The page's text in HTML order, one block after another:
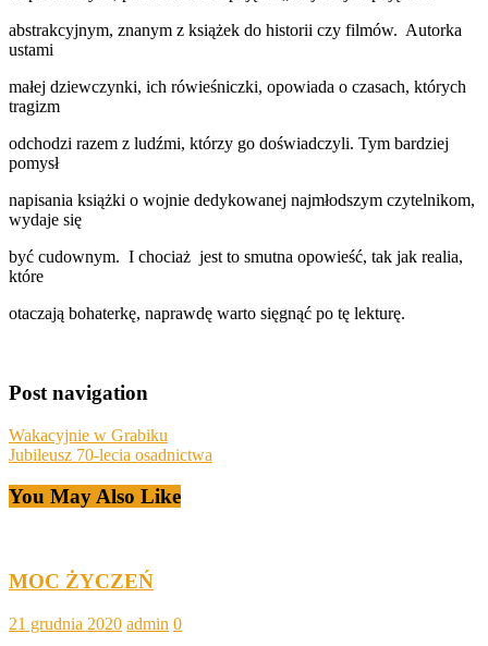
abstrakcyjnym, znanym z książek do historii czy filmów. Autorka
ustami
małej dziewczynki, ich rówieśniczki, opowiada o czasach, których
tragizm
odchodzi razem z ludźmi, którzy go doświadczyli. Tym bardziej
pomysł
napisania książki o wojnie dedykowanej najmłodszym czytelnikom,
wydaje się
być cudownym. I chociaż jest to smutna opowieść, tak jak realia,
które
otaczają bohaterkę, naprawdę warto sięgnąć po tę lekturę.
Post navigation
Wakacyjnie w Grabiku
Jubileusz 70-lecia osadnictwa
You May Also Like
MOC ŻYCZEŃ
21 grudnia 2020 admin 0